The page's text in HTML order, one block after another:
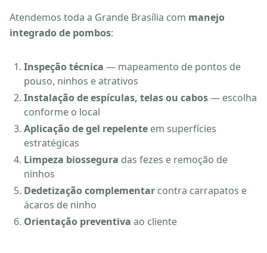
Atendemos toda a Grande Brasília com manejo
integrado de pombos:
Inspeção técnica — mapeamento de pontos de
pouso, ninhos e atrativos
Instalação de espículas, telas ou cabos— escolha
conforme o local
Aplicação de gel repelente em superfícies
estratégicas
Limpeza biossegura das fezes e remoção de
ninhos
Dedetização complementar contra carrapatos e
ácaros de ninho
Orientação preventiva ao cliente